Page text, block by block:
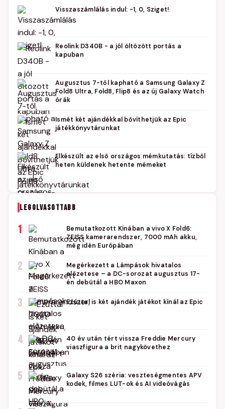
Visszaszámlálás indul: -1, 0, Sziget!
Reolink D340B - a jól öltözött portás a
kapuban
Augusztus 7-től kapható a Samsung Galaxy Z
Fold8 Ultra, Fold8, Flip8 és az új Galaxy Watch
órák
Ismét két ajándékkal bővíthetjük az Epic
játékkönyvtárunkat
Elkészült az első országos mémkutatás: tízből
heten küldenek hetente mémeket
LEGOLVASOTTABB
1
Bemutatkozott Kínában a vivo X Fold6:
ZEISS kamerarendszer, 7000 mAh akku,
még idén Európában
2
Megérkezett a Lámpások hivatalos
előzetese – a DC-sorozat augusztus 17-
én debütál a HBO Maxon
3 Ezúttal is két ajándék játékot kínál az Epic
4
40 év után tért vissza Freddie Mercury
viaszfigura a brit nagykövethez
5
Galaxy S26 széria: veszteségmentes APV
kodek, filmes LUT-ok és AI videóvágás